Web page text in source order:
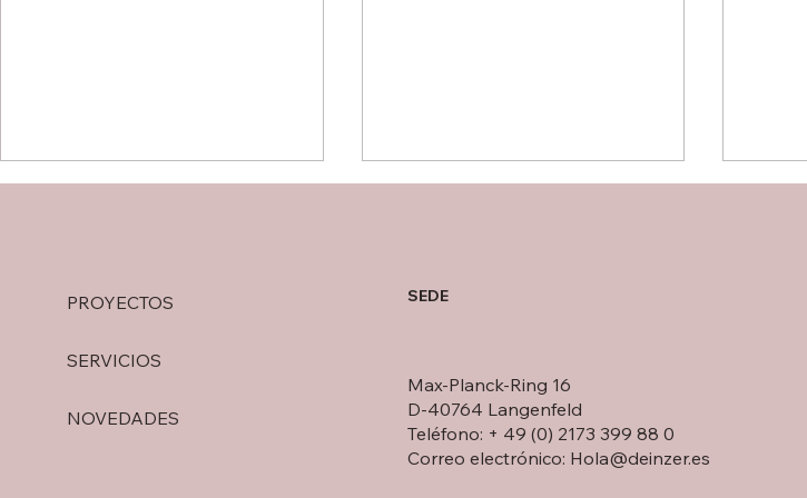
Cambio de liderazgo
estratégico en DEINZER
GmbH
PROYECTOS
SERVICIOS
NOVEDADES
SEDE
Max-Planck-Ring 16
D-40764 Langenfeld
Teléfono: + 49 (0) 2173 399 88 0
Correo electrónico: Hola@deinzer.es